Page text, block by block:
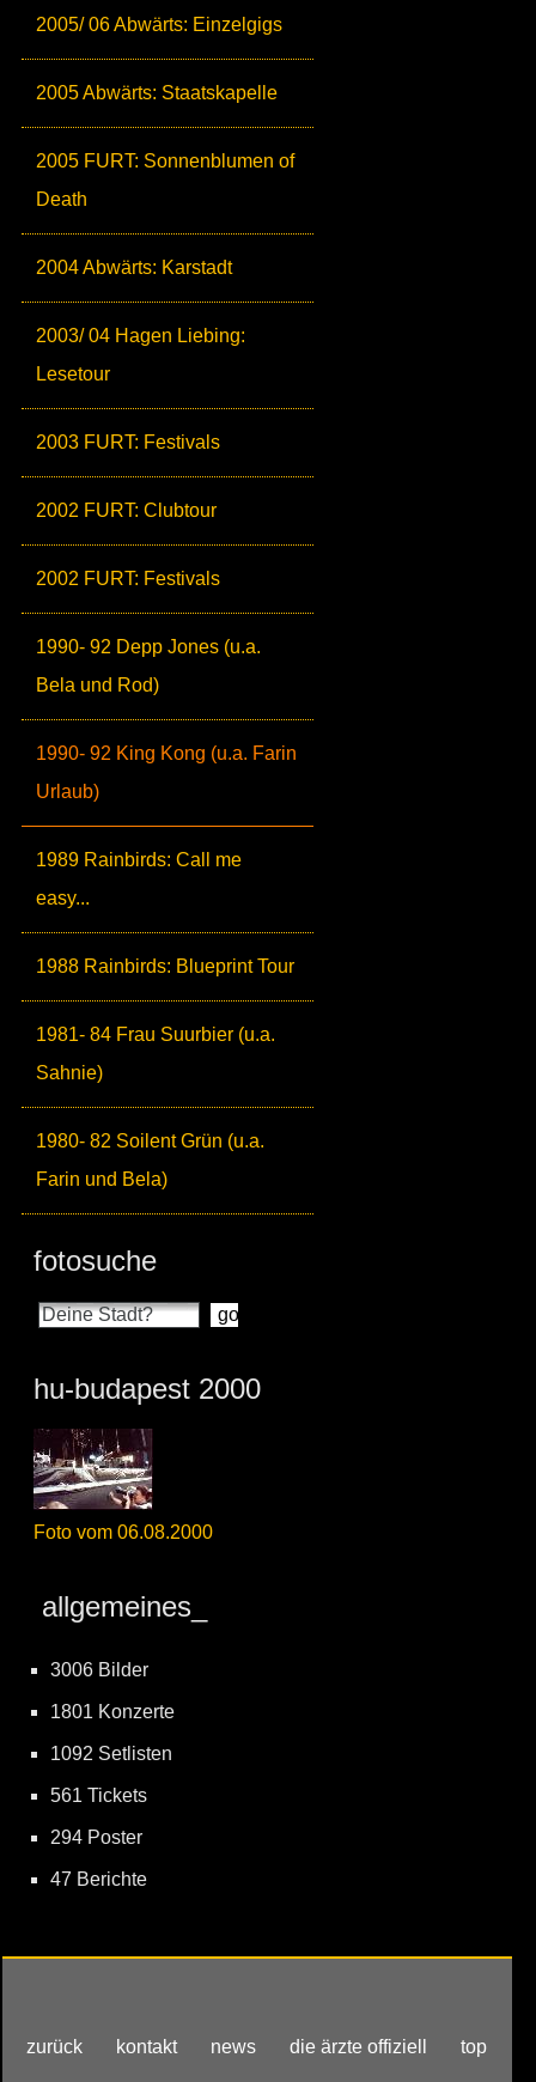
2005/ 06 Abwärts: Einzelgigs
2005 Abwärts: Staatskapelle
2005 FURT: Sonnenblumen of
Death
2004 Abwärts: Karstadt
2003/ 04 Hagen Liebing:
Lesetour
2003 FURT: Festivals
2002 FURT: Clubtour
2002 FURT: Festivals
1990- 92 Depp Jones (u.a.
Bela und Rod)
1990- 92 King Kong (u.a. Farin
Urlaub)
1989 Rainbirds: Call me
easy...
1988 Rainbirds: Blueprint Tour
1981- 84 Frau Suurbier (u.a.
Sahnie)
1980- 82 Soilent Grün (u.a.
Farin und Bela)
fotosuche
hu-budapest 2000
Foto vom 06.08.2000
allgemeines_
3006 Bilder
1801 Konzerte
1092 Setlisten
561 Tickets
294 Poster
47 Berichte
zurück kontakt news die ärzte offiziell top